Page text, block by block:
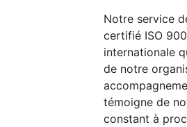
Notre service
certifié ISO
internationale
de notre
témoigne de
constant à